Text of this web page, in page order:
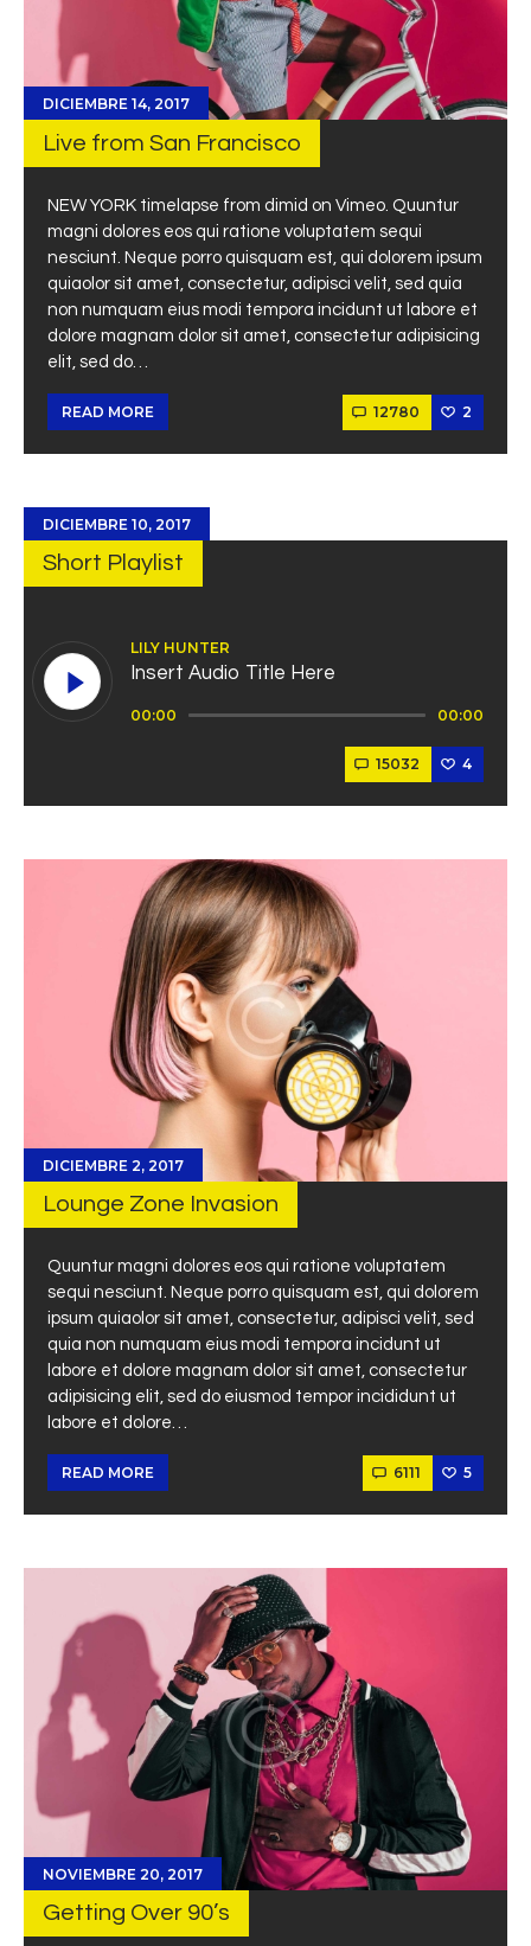
DICIEMBRE 14, 2017
Live from San Francisco
NEW YORK timelapse from dimid on Vimeo. Quuntur
magni dolores eos qui ratione voluptatem sequi
nesciunt. Neque porro quisquam est, qui dolorem ipsum
quiaolor sit amet, consectetur, adipisci velit, sed quia
non numquam eius modi tempora incidunt ut labore et
dolore magnam dolor sit amet, consectetur adipisicing
elit, sed do…
READ MORE 12780 2
DICIEMBRE 10, 2017
Short Playlist
LILY HUNTER
Insert Audio Title Here
00:00 00:00
15032 4
DICIEMBRE 2, 2017
Lounge Zone Invasion
Quuntur magni dolores eos qui ratione voluptatem
sequi nesciunt. Neque porro quisquam est, qui dolorem
ipsum quiaolor sit amet, consectetur, adipisci velit, sed
quia non numquam eius modi tempora incidunt ut
labore et dolore magnam dolor sit amet, consectetur
adipisicing elit, sed do eiusmod tempor incididunt ut
labore et dolore…
READ MORE 6111 5
NOVIEMBRE 20, 2017
Getting Over 90’s